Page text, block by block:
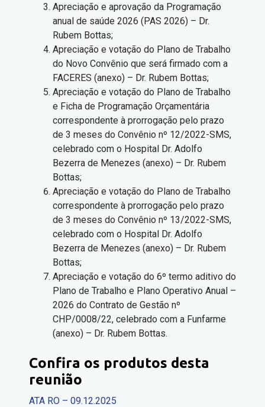
Apreciação e aprovação da Programação
anual de saúde 2026 (PAS 2026) – Dr.
Rubem Bottas;
Apreciação e votação do Plano de Trabalho
do Novo Convênio que será firmado com a
FACERES (anexo) – Dr. Rubem Bottas;
Apreciação e votação do Plano de Trabalho
e Ficha de Programação Orçamentária
correspondente à prorrogação pelo prazo
de 3 meses do Convênio nº 12/2022-SMS,
celebrado com o Hospital Dr. Adolfo
Bezerra de Menezes (anexo) – Dr. Rubem
Bottas;
Apreciação e votação do Plano de Trabalho
correspondente à prorrogação pelo prazo
de 3 meses do Convênio nº 13/2022-SMS,
celebrado com o Hospital Dr. Adolfo
Bezerra de Menezes (anexo) – Dr. Rubem
Bottas;
Apreciação e votação do 6º termo aditivo do
Plano de Trabalho e Plano Operativo Anual –
2026 do Contrato de Gestão nº
CHP/0008/22, celebrado com a Funfarme
(anexo) – Dr. Rubem Bottas.
Confira os produtos desta
reunião
ATA RO – 09.12.2025